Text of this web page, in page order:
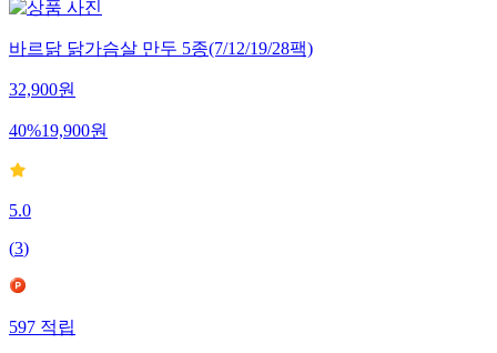
바르닭 닭가슴살 만두 5종(7/12/19/28팩)
32,900원
40%19,900원
5.0
(3)
597적립